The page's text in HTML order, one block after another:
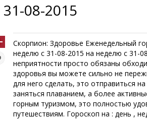
31-08-2015
Скорпион: Здоровье Еженедельный
неделю с 31-08-2015 на неделю с 31-
неприятности просто обязаны
здоровья вы можете сильно не
для него сделать, это отправиться
заняться плаванием, а более
горным туризмом, это полностью
путешествиям. Гороскоп на : день ,